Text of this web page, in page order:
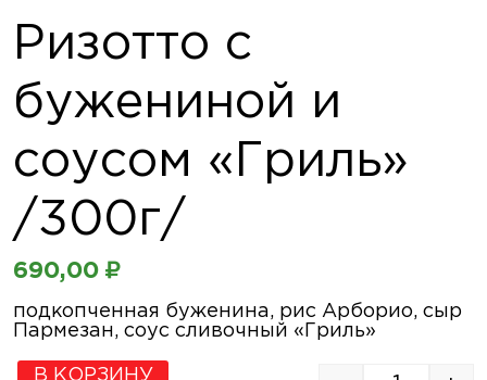
Ризотто с
бужениной и
соусом «Гриль»
/300г/
690,00 ₽
подкопченная буженина, рис Арборио, сыр
Пармезан, соус сливочный «Гриль»
В КОРЗИНУ